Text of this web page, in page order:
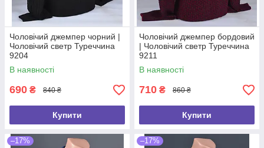
Чоловічий джемпер чорний |
Чоловічий светр Туреччина
9204
В наявності
690 ₴ 840 ₴
Купити
Чоловічий джемпер бордовий
| Чоловічий светр Туреччина
9211
В наявності
710 ₴ 860 ₴
Купити
–17% –17%